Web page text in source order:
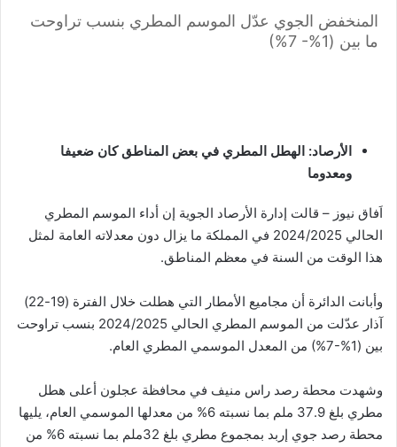
المنخفض الجوي عدّل الموسم المطري بنسب تراوحت
ما بين (1%- 7%)
الأرصاد: الهطل المطري في بعض المناطق كان ضعيفا
ومعدوما
اَفاق نيوز – قالت إدارة الأرصاد الجوية إن أداء الموسم المطري
الحالي 2024/2025 في المملكة ما يزال دون معدلاته العامة لمثل
هذا الوقت من السنة في معظم المناطق.
وأبانت الدائرة أن مجاميع الأمطار التي هطلت خلال الفترة (19-22)
آذار عدّلت من الموسم المطري الحالي 2024/2025 بنسب تراوحت
بين (1%-7%) من المعدل الموسمي المطري العام.
وشهدت محطة رصد راس منيف في محافظة عجلون أعلى هطل
مطري بلغ 37.9 ملم بما نسبته 6% من معدلها الموسمي العام، يليها
محطة رصد جوي إربد بمجموع مطري بلغ 32ملم بما نسبته 6% من